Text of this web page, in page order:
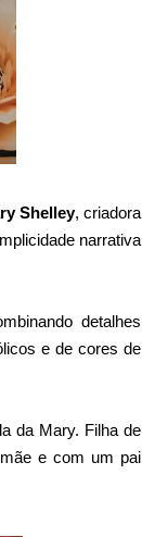
Shelley, criadora
narrativa
detalhes
e de cores de
da Mary. Filha de
e com um pai